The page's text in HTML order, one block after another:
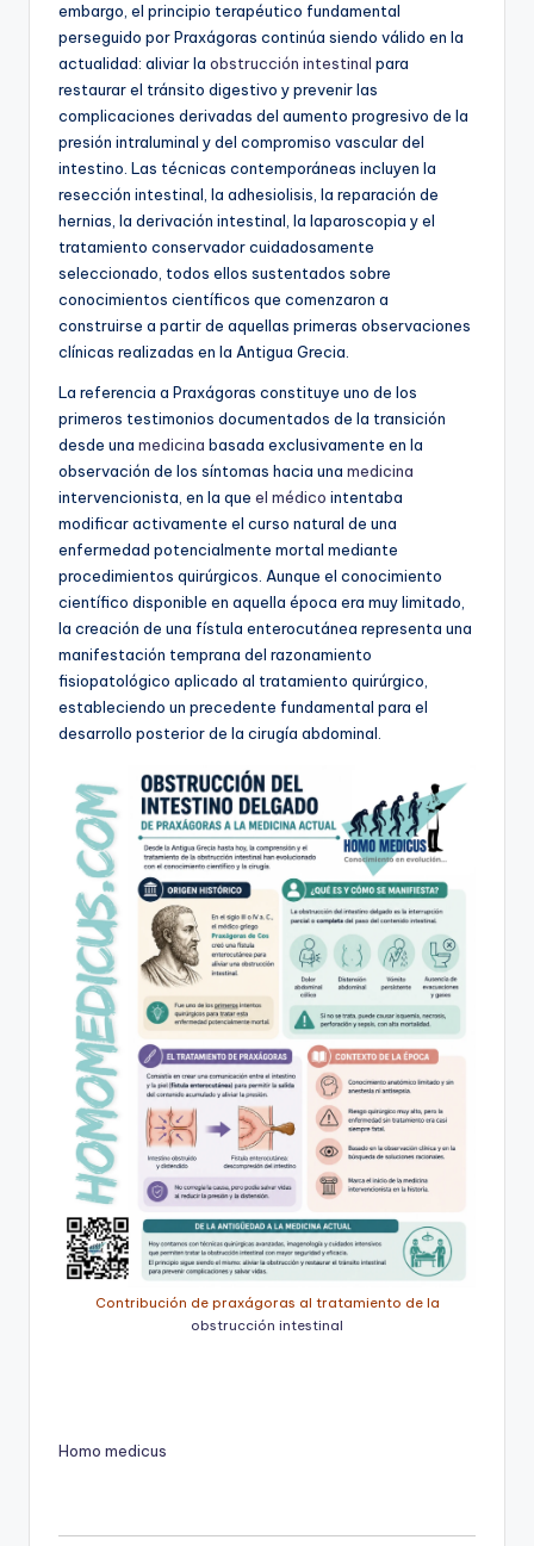
embargo, el principio terapéutico fundamental
perseguido por Praxágoras continúa siendo válido en la
actualidad: aliviar la obstrucción intestinal para
restaurar el tránsito digestivo y prevenir las
complicaciones derivadas del aumento progresivo de la
presión intraluminal y del compromiso vascular del
intestino. Las técnicas contemporáneas incluyen la
resección intestinal, la adhesiolisis, la reparación de
hernias, la derivación intestinal, la laparoscopia y el
tratamiento conservador cuidadosamente
seleccionado, todos ellos sustentados sobre
conocimientos científicos que comenzaron a
construirse a partir de aquellas primeras observaciones
clínicas realizadas en la Antigua Grecia.
La referencia a Praxágoras constituye uno de los
primeros testimonios documentados de la transición
desde una medicina basada exclusivamente en la
observación de los síntomas hacia una medicina
intervencionista, en la que el médico intentaba
modificar activamente el curso natural de una
enfermedad potencialmente mortal mediante
procedimientos quirúrgicos. Aunque el conocimiento
científico disponible en aquella época era muy limitado,
la creación de una fístula enterocutánea representa una
manifestación temprana del razonamiento
fisiopatológico aplicado al tratamiento quirúrgico,
estableciendo un precedente fundamental para el
desarrollo posterior de la cirugía abdominal.
Contribución de praxágoras al tratamiento de la
obstrucción intestinal
Homo medicus